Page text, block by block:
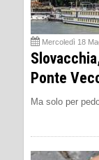
Mercoledì 18
Ponte
Ma solo per